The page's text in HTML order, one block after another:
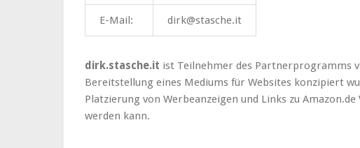
E-Mail: dirk@stasche.it
dirk.stasche.it ist Teilnehmer des Partnerprogramms
Bereitstellung eines Mediums für Websites konzipiert
Platzierung von Werbeanzeigen und Links zu
werden kann.